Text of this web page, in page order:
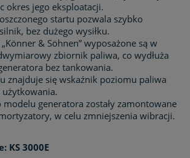
okres jego eksploatacji.
startu pozwala szybko
bez dużego wysiłku.
& Söhnen” wyposażone są w
zbiornik paliwa, co wydłuża
bez tankowania.
znajduje się wskaźnik poziomu paliwa
modelu generatora zostały zamontowane
w celu zmniejszenia wibracji.
KS 3000E